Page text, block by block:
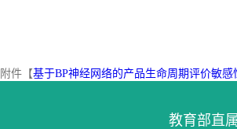
附件【基于BP神经网络的产品生命周期评价敏感
教育部直